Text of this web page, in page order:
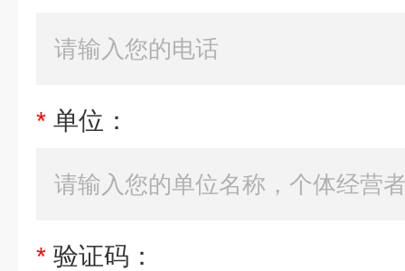
* 单位：
* 验证码：